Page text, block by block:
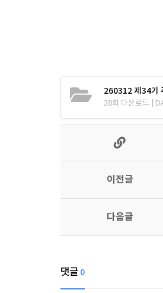
260312 제34기
28회 다운로드 |
이전글
다음글
댓글 0